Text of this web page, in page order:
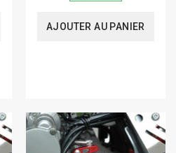
AJOUTER AU PANIER